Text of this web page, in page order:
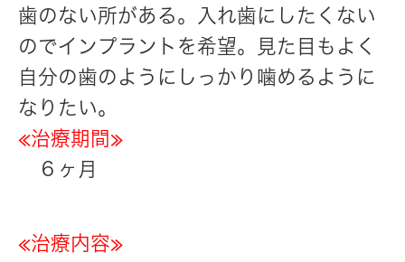
歯のない所がある。入れ歯にしたくない
のでインプラントを希望。見た目もよく
自分の歯のようにしっかり噛めるように
なりたい。
≪治療期間≫
６ヶ月
≪治療内容≫